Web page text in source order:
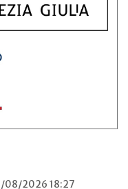
2026 18:27